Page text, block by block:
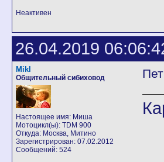
Неактивен
26.04.2019
Mikl
Общительный сибиховод
Настоящее имя: Миша
Мотоцикл(ы): TDM 900
Откуда: Москва, Митино
Зарегистрирован: 07.02.2012
Сообщений: 524